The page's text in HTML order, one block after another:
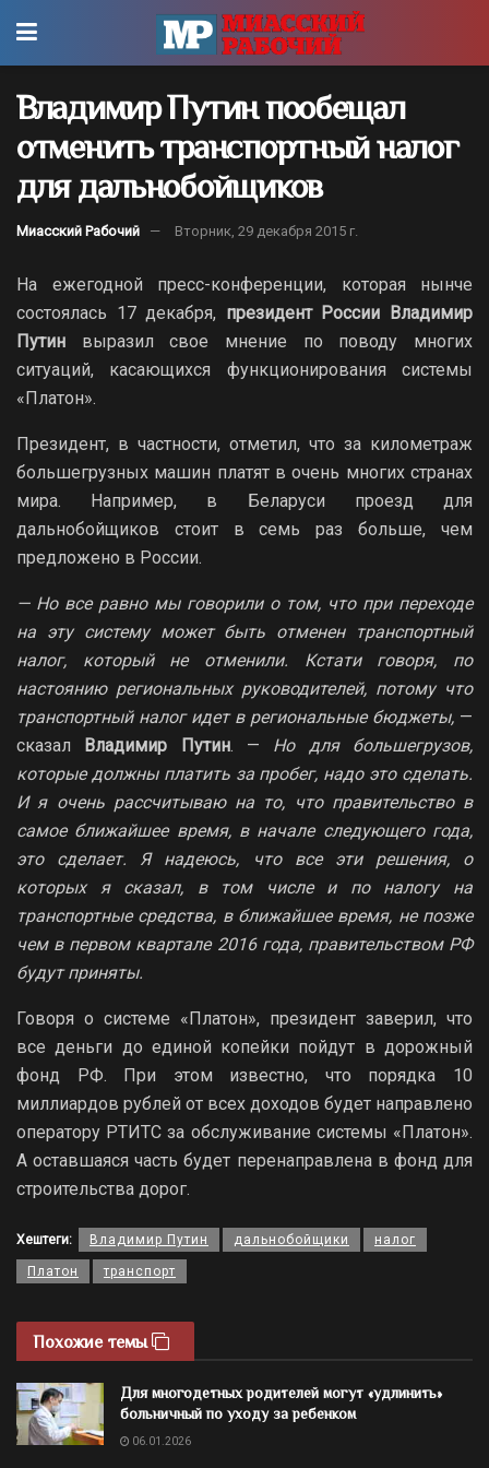
Владимир Путин пообещал
отменить транспортный налог
для дальнобойщиков
Миасский Рабочий Вторник, 29 декабря 2015 г.
На ежегодной пресс-конференции, которая нынче
состоялась 17 декабря, президент России Владимир
Путин выразил свое мнение по поводу многих
ситуаций, касающихся функционирования системы
«Платон».
Президент, в частности, отметил, что за километраж
большегрузных машин платят в очень многих странах
мира. Например, в Беларуси проезд для
дальнобойщиков стоит в семь раз больше, чем
предложено в России.
— Но все равно мы говорили о том, что при переходе
на эту систему может быть отменен транспортный
налог, который не отменили. Кстати говоря, по
настоянию региональных руководителей, потому что
транспортный налог идет в региональные бюджеты, —
сказал Владимир Путин. — Но для большегрузов,
которые должны платить за пробег, надо это сделать.
И я очень рассчитываю на то, что правительство в
самое ближайшее время, в начале следующего года,
это сделает. Я надеюсь, что все эти решения, о
которых я сказал, в том числе и по налогу на
транспортные средства, в ближайшее время, не позже
чем в первом квартале 2016 года, правительством РФ
будут приняты.
Говоря о системе «Платон», президент заверил, что
все деньги до единой копейки пойдут в дорожный
фонд РФ. При этом известно, что порядка 10
миллиардов рублей от всех доходов будет направлено
оператору РТИТС за обслуживание системы «Платон».
А оставшаяся часть будет перенаправлена в фонд для
строительства дорог.
Хештеги: Владимир Путин дальнобойщики налог
Платон транспорт
Похожие темы
Для многодетных родителей могут «удлинить»
больничный по уходу за ребенком
06.01.2026